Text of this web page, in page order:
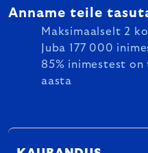
Anname teile
Maksimaalselt 2
Juba 177 000
85% inimestest
aasta